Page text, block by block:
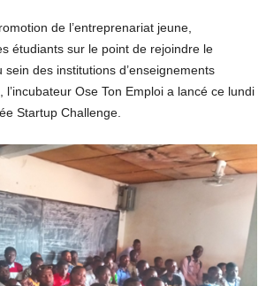
de l’entreprenariat jeune,
étudiants sur le point de rejoindre le
sein des institutions d’enseignements
Ose Ton Emploi a lancé ce lundi
Startup Challenge.